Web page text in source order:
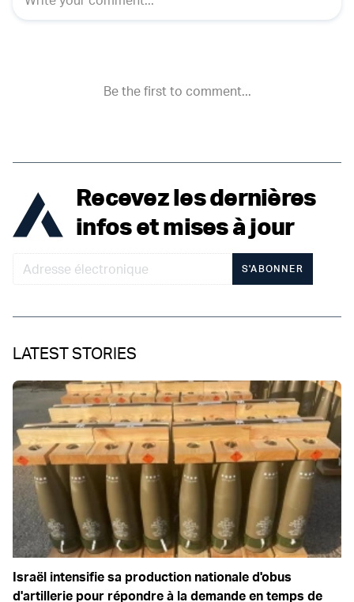
Recevez les dernières
infos et mises à jour
S'ABONNER
LATEST STORIES
Israël intensifie sa production nationale d'obus
d'artillerie pour répondre à la demande en temps de